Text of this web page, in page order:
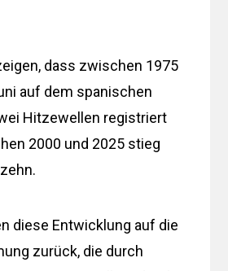
dass zwischen 1975
auf dem spanischen
Hitzewellen registriert
2000 und 2025 stieg
diese Entwicklung auf die
zurück, die durch